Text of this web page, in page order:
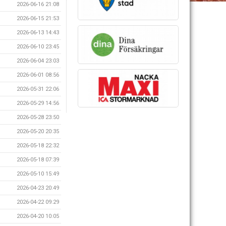
2026-06-16 21:08
2026-06-15 21:53
2026-06-13 14:43
2026-06-10 23:45
2026-06-04 23:03
2026-06-01 08:56
2026-05-31 22:06
2026-05-29 14:56
2026-05-28 23:50
2026-05-20 20:35
2026-05-18 22:32
2026-05-18 07:39
2026-05-10 15:49
2026-04-23 20:49
2026-04-22 09:29
2026-04-20 10:05